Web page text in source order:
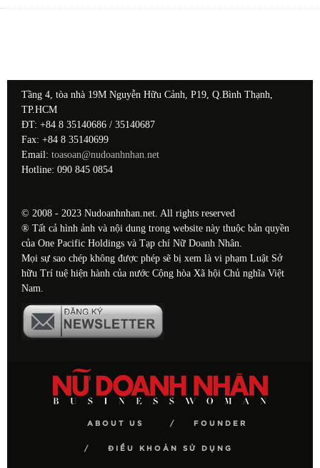
Tầng 4, tòa nhà 19M Nguyễn Hữu Cảnh, P19, Q.Bình Thạnh,
TP.HCM
ĐT: +84 8 35140686 / 35140687
Fax: +84 8 35140699
Email: toasoan@nudoanhnhan.net
Hotline: 090 845 0854
© 2008 - 2023 Nudoanhnhan.net. All rights reserved
® Tất cả hình ảnh và nội dung trong website này thuộc bản quyền
của One Pacific Holdings và Tạp chí Nữ Doanh Nhân.
Mọi sự sao chép không được phép sẽ bị xem là vi phạm Luật Sở
hữu Trí tuệ hiện hành của nước Cộng hòa Xã hội Chủ nghĩa Việt
Nam.
ABOUT US FOUNDER
ĐIỀU KHOẢN SỬ DỤNG